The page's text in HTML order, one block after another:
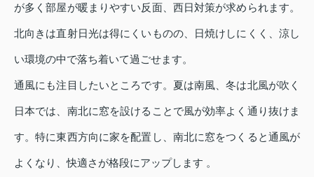
が多く部屋が暖まりやすい反面、西日対策が求められます。
北向きは直射日光は得にくいものの、日焼けしにくく、涼し
い環境の中で落ち着いて過ごせます。
通風にも注目したいところです。夏は南風、冬は北風が吹く
日本では、南北に窓を設けることで風が効率よく通り抜けま
す。特に東西方向に家を配置し、南北に窓をつくると通風が
よくなり、快適さが格段にアップします 。